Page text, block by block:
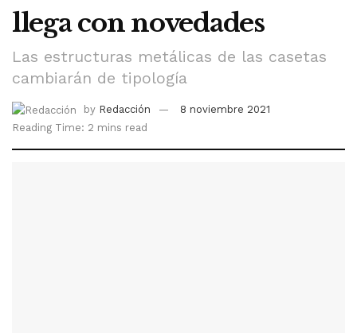
llega con novedades
Las estructuras metálicas de las casetas
cambiarán de tipología
by Redacción
8 noviembre 2021
Reading Time: 2 mins read